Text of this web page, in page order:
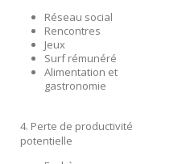
Réseau social
Rencontres
Jeux
Surf rémunéré
Alimentation et
gastronomie
4. Perte de productivité
potentielle